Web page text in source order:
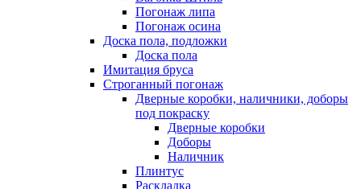
Погонаж липа
Погонаж осина
Доска пола, подложки
Доска пола
Имитация бруса
Строганный погонаж
Дверные коробки, наличники, доборы
под покраску
Дверные коробки
Доборы
Наличник
Плинтус
Раскладка